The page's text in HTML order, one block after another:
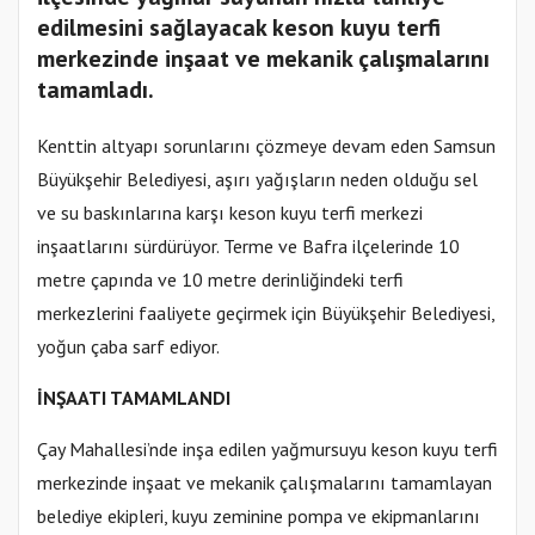
edilmesini sağlayacak keson kuyu terfi
merkezinde inşaat ve mekanik çalışmalarını
tamamladı.
Kenttin altyapı sorunlarını çözmeye devam eden Samsun
Büyükşehir Belediyesi, aşırı yağışların neden olduğu sel
ve su baskınlarına karşı keson kuyu terfi merkezi
inşaatlarını sürdürüyor. Terme ve Bafra ilçelerinde 10
metre çapında ve 10 metre derinliğindeki terfi
merkezlerini faaliyete geçirmek için Büyükşehir Belediyesi,
yoğun çaba sarf ediyor.
İNŞAATI TAMAMLANDI
Çay Mahallesi’nde inşa edilen yağmursuyu keson kuyu terfi
merkezinde inşaat ve mekanik çalışmalarını tamamlayan
belediye ekipleri, kuyu zeminine pompa ve ekipmanlarını